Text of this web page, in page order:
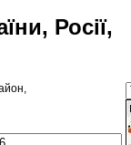
Росії,